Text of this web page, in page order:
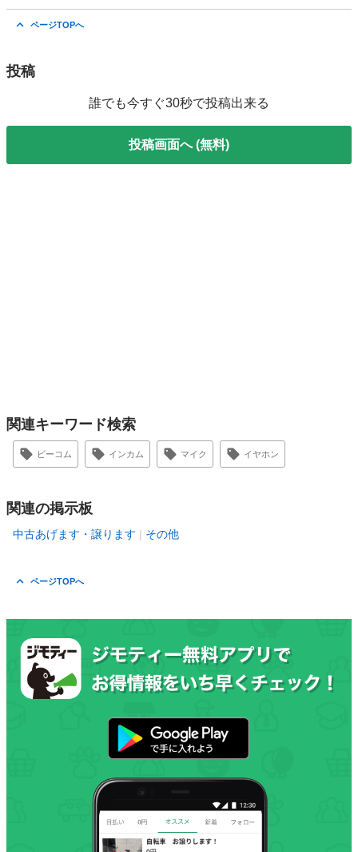
ページTOPへ
投稿
誰でも今すぐ30秒で投稿出来る
投稿画面へ (無料)
関連キーワード検索
ビーコム インカム マイク イヤホン
関連の掲示板
中古あげます・譲ります その他
ページTOPへ